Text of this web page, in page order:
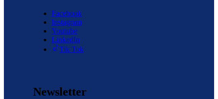
Facebook
Instagram
Youtube
LinkedIn
Tik Tok
Newsletter